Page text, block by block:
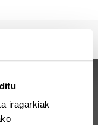
iragarkiak